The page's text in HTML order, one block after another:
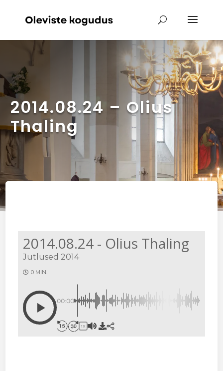
2014.08.24 – Olius
Thaling
2014.08.24 - Olius Thaling
Jutlused 2014
0 MIN.
00:00
1X